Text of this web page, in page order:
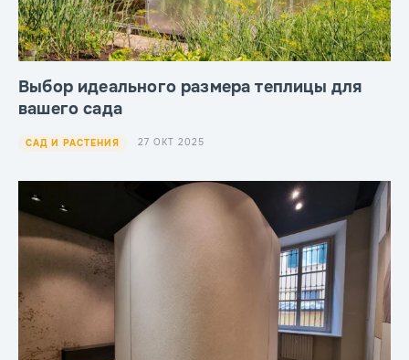
Выбор идеального размера теплицы для
вашего сада
САД И РАСТЕНИЯ 27 ОКТ 2025